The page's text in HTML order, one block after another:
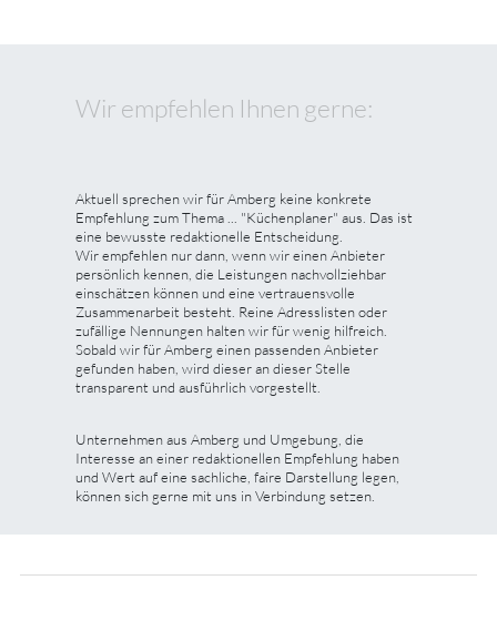
Wir empfehlen Ihnen gerne:
Aktuell sprechen wir für Amberg keine konkrete
Empfehlung zum Thema ... "Küchenplaner" aus. Das ist
eine bewusste redaktionelle Entscheidung.
Wir empfehlen nur dann, wenn wir einen Anbieter
persönlich kennen, die Leistungen nachvollziehbar
einschätzen können und eine vertrauensvolle
Zusammenarbeit besteht. Reine Adresslisten oder
zufällige Nennungen halten wir für wenig hilfreich.
Sobald wir für Amberg einen passenden Anbieter
gefunden haben, wird dieser an dieser Stelle
transparent und ausführlich vorgestellt.
Unternehmen aus Amberg und Umgebung, die
Interesse an einer redaktionellen Empfehlung haben
und Wert auf eine sachliche, faire Darstellung legen,
können sich gerne mit uns in Verbindung setzen.